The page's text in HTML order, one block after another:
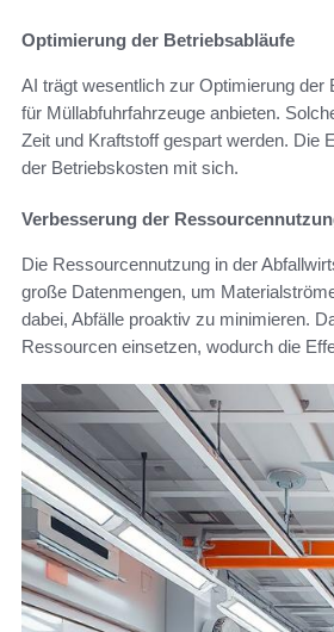
Optimierung der Betriebsabläufe
AI trägt wesentlich zur Optimierung der
für Müllabfuhrfahrzeuge anbieten.
Zeit und Kraftstoff gespart werden. Die
der Betriebskosten mit sich.
Verbesserung der
Die Ressourcennutzung in der
große Datenmengen, um
dabei, Abfälle proaktiv zu minimieren.
Ressourcen einsetzen, wodurch die